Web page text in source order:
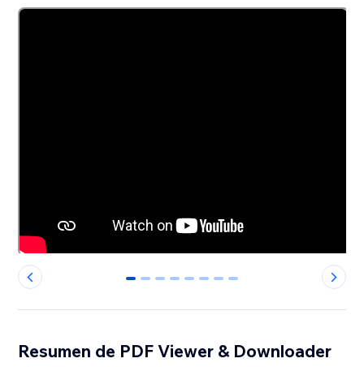
0 1 2 3 4 5 6 7
Resumen de PDF Viewer & Downloader